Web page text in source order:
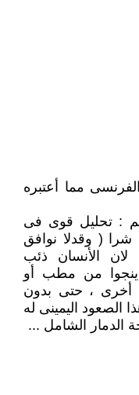
مما أعتبره
: تحليل قوى فى
( وقدلا نوافق
الأنسان ذئب
ينجوا من مطب أو
، حتى بدون
الصعود اليمينى له
الدمار الشامل ...